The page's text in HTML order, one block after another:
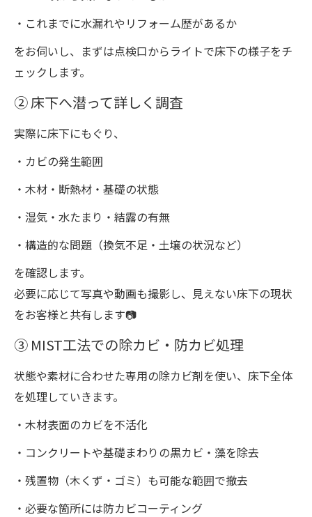
・これまでに水漏れやリフォーム歴があるか
をお伺いし、まずは点検口からライトで床下の様子をチ
ェックします。
② 床下へ潜って詳しく調査
実際に床下にもぐり、
・カビの発生範囲
・木材・断熱材・基礎の状態
・湿気・水たまり・結露の有無
・構造的な問題（換気不足・土壌の状況など）
を確認します。
必要に応じて写真や動画も撮影し、見えない床下の現状
をお客様と共有します📷
③ MIST工法での除カビ・防カビ処理
状態や素材に合わせた専用の除カビ剤を使い、床下全体
を処理していきます。
・木材表面のカビを不活化
・コンクリートや基礎まわりの黒カビ・藻を除去
・残置物（木くず・ゴミ）も可能な範囲で撤去
・必要な箇所には防カビコーティング